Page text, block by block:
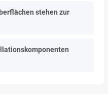
stehen zur